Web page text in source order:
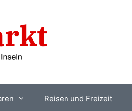
Reisen und Freizeit